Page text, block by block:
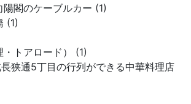
閣のケーブルカー (1)
(1)
トアロード） (1)
狭通5丁目の行列ができる中華料理店